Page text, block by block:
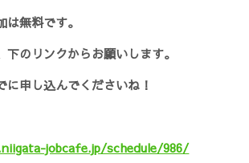
無料です。
下のリンクからお願いします。
に申し込んでくださいね！
jobcafe.jp/schedule/986/